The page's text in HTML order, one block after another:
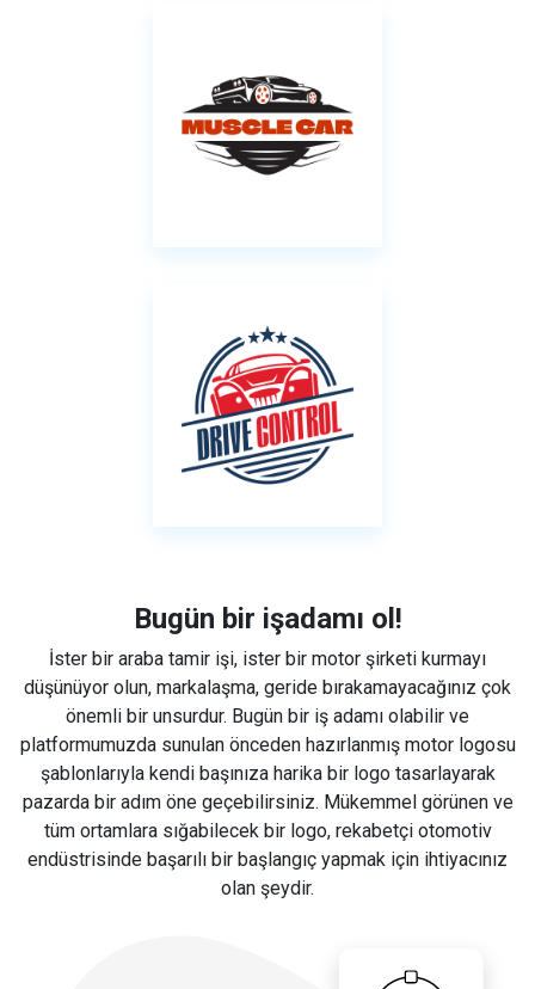
Bugün bir işadamı ol!
İster bir araba tamir işi, ister bir motor şirketi kurmayı
düşünüyor olun, markalaşma, geride bırakamayacağınız çok
önemli bir unsurdur. Bugün bir iş adamı olabilir ve
platformumuzda sunulan önceden hazırlanmış motor logosu
şablonlarıyla kendi başınıza harika bir logo tasarlayarak
pazarda bir adım öne geçebilirsiniz. Mükemmel görünen ve
tüm ortamlara sığabilecek bir logo, rekabetçi otomotiv
endüstrisinde başarılı bir başlangıç yapmak için ihtiyacınız
olan şeydir.